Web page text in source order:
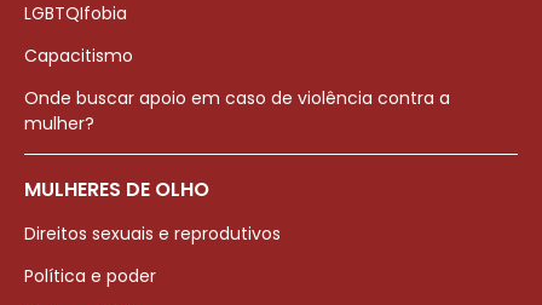
LGBTQIfobia
Capacitismo
Onde buscar apoio em caso de violência contra a
mulher?
MULHERES DE OLHO
Direitos sexuais e reprodutivos
Política e poder